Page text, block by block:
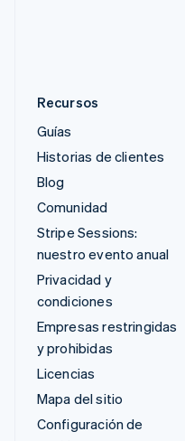
Recursos
Guías
Historias de clientes
Blog
Comunidad
Stripe Sessions:
nuestro evento anual
Privacidad y
condiciones
Empresas restringidas
y prohibidas
Licencias
Mapa del sitio
Configuración de